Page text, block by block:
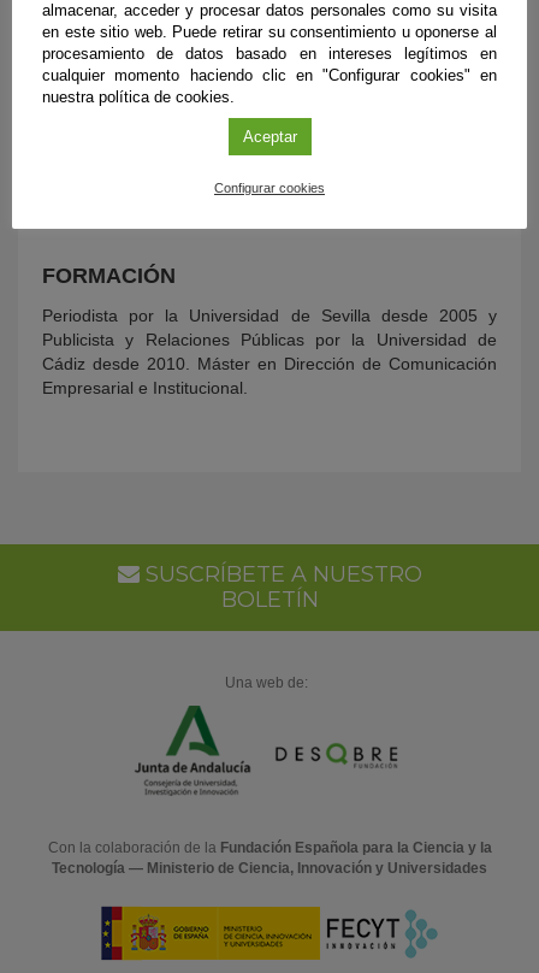
Comenzó a trabajar en el ámbito de la divulgación de la
Ciencia en 2006, donde formó parte durante dos años del
Programa de Divulgación Científica ‘Andalucía Investiga’,
dependiente de la Junta de Andalucía. Esta labor la
continuó en la UCC+i de la Universidad de Cádiz hasta
2010. Desde principios de 2017, colabora en la Fundación
‘Ciencia Directa’ y actualiza los contenidos web de
FORMACIÓN
Periodista por la Universidad de Sevilla desde 2005 y
Publicista y Relaciones Públicas por la Universidad de
Cádiz desde 2010. Máster en Dirección de Comunicación
Empresarial e Institucional.
SUSCRÍBETE A NUESTRO
BOLETÍN
Una web de:
Con la colaboración de la Fundación Española para la Ciencia y la
Tecnología — Ministerio de Ciencia, Innovación y Universidades
almacenar, acceder y procesar datos personales como su visita
en este sitio web. Puede retirar su consentimiento u oponerse al
procesamiento de datos basado en intereses legítimos en
cualquier momento haciendo clic en "Configurar cookies" en
nuestra política de cookies.
Aceptar
Configurar cookies